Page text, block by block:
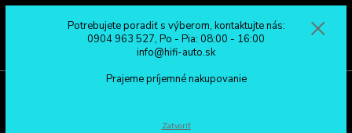
0904 963 527
Po - Pia: 08:00 - 16:00
Potrebujete poradiť s výberom, kontaktujte nás:
0904 963 527, Po - Pia: 08:00 - 16:00
info@hifi-auto.sk
Prajeme príjemné nakupovanie
Zatvoriť